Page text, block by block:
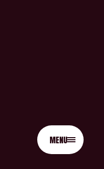
MENU